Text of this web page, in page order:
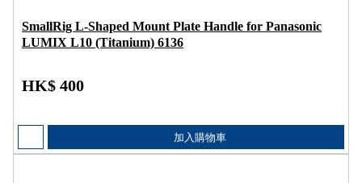
SmallRig L-Shaped Mount Plate Handle for Panasonic
LUMIX L10 (Titanium) 6136
HK$ 400
加入購物車